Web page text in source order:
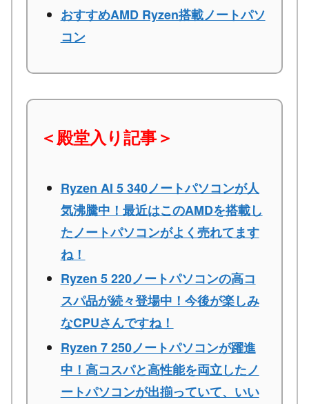
おすすめAMD Ryzen搭載ノートパソ
コン
＜殿堂入り記事＞
Ryzen AI 5 340ノートパソコンが人
気沸騰中！最近はこのAMDを搭載し
たノートパソコンがよく売れてます
ね！
Ryzen 5 220ノートパソコンの高コ
スパ品が続々登場中！今後が楽しみ
なCPUさんですね！
Ryzen 7 250ノートパソコンが躍進
中！高コスパと高性能を両立したノ
ートパソコンが出揃っていて、いい